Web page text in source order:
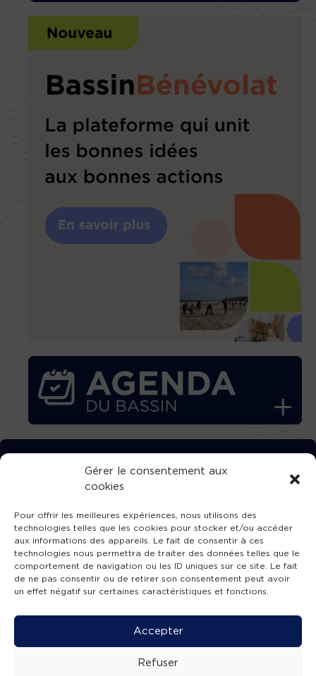
Gérer le consentement aux
cookies
Pour offrir les meilleures expériences, nous utilisons des
technologies telles que les cookies pour stocker et/ou accéder
aux informations des appareils. Le fait de consentir à ces
technologies nous permettra de traiter des données telles que le
comportement de navigation ou les ID uniques sur ce site. Le fait
de ne pas consentir ou de retirer son consentement peut avoir
un effet négatif sur certaines caractéristiques et fonctions.
Accepter
Refuser
TÉLÉCHARGEZ GRATUITEMENT
L’APPLICATION TVBA !
SUIVEZ-NOUS !
Mentions légales -Accessibilité